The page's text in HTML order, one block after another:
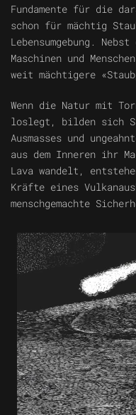
Fundamente für die
schon für mächtig
Lebensumgebung.
Maschinen und
weit mächtigere
Wenn die Natur mit
loslegt, bilden sich
Ausmasses und
aus dem Inneren ihr
Lava wandelt,
Kräfte eines
menschgemachte